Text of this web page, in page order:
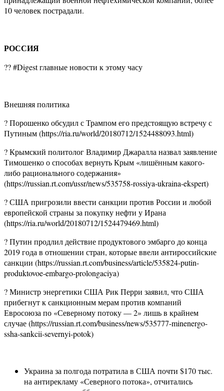
10 человек пострадали.
РОССИЯ
?? #Digest главные новости к этому часу
Внешняя политика
? Порошенко обсудил с Трампом его предстоящую встречу с
Путиным (https://ria.ru/world/20180712/1524488093.html)
? Крымский политолог Владимир Джаралла назвал заявление
Тимошенко о способах вернуть Крым «лишённым какого-
либо рационального содержания»
(https://russian.rt.com/ussr/news/535758-rossiya-ukraina-ekspert)
? США пригрозили ввести санкции против России и любой
европейской страны за покупку нефти у Ирана
(https://ria.ru/world/20180712/1524479469.html)
? Путин продлил действие продуктового эмбарго до конца
2019 года в отношении стран, которые ввели антироссийские
санкции (https://russian.rt.com/business/article/535824-putin-
produktovoe-embargo-prolongaciya)
? Министр энергетики США Рик Перри заявил, что США
прибегнут к санкционным мерам против компаний
Евросоюза по «Северному потоку — 2» лишь в крайнем
случае (https://russian.rt.com/business/news/535777-minenergo-
ssha-sankcii-severnyi-potok)
Украина за полгода потратила в США почти $170 тыс.
на антирекламу «Северного потока», отчитались